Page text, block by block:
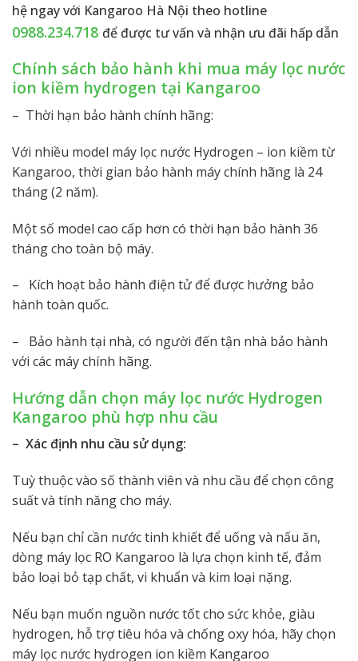
hệ ngay với Kangaroo Hà Nội theo hotline
0988.234.718 để được tư vấn và nhận ưu đãi hấp dẫn
Chính sách bảo hành khi mua máy lọc nước
ion kiềm hydrogen tại Kangaroo
– Thời hạn bảo hành chính hãng:
Với nhiều model máy lọc nước Hydrogen – ion kiềm từ
Kangaroo, thời gian bảo hành máy chính hãng là 24
tháng (2 năm).
Một số model cao cấp hơn có thời hạn bảo hành 36
tháng cho toàn bộ máy.
– Kích hoạt bảo hành điện tử để được hưởng bảo
hành toàn quốc.
– Bảo hành tại nhà, có người đến tận nhà bảo hành
với các máy chính hãng.
Hướng dẫn chọn máy lọc nước Hydrogen
Kangaroo phù hợp nhu cầu
– Xác định nhu cầu sử dụng:
Tuỳ thuộc vào số thành viên và nhu cầu để chọn công
suất và tính năng cho máy.
Nếu bạn chỉ cần nước tinh khiết để uống và nấu ăn,
dòng máy lọc RO Kangaroo là lựa chọn kinh tế, đảm
bảo loại bỏ tạp chất, vi khuẩn và kim loại nặng.
Nếu bạn muốn nguồn nước tốt cho sức khỏe, giàu
hydrogen, hỗ trợ tiêu hóa và chống oxy hóa, hãy chọn
máy lọc nước hydrogen ion kiềm Kangaroo